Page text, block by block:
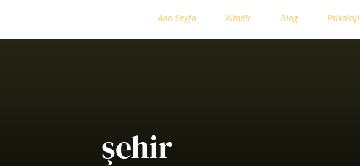
Ana Sayfa Kimdir Blog Psikoloji
şehir